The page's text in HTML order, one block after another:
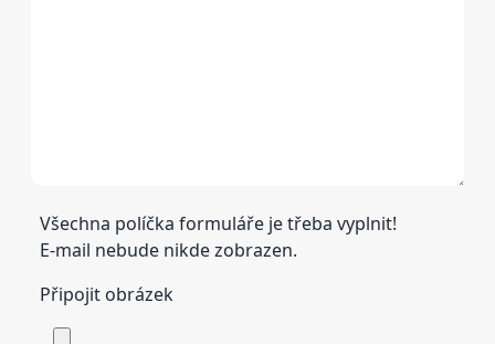
Všechna políčka formuláře je třeba vyplnit!
E-mail nebude nikde zobrazen.
Připojit obrázek